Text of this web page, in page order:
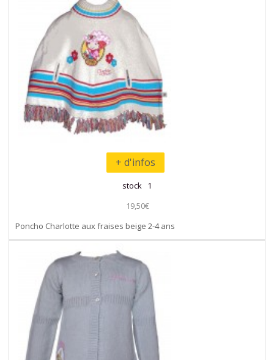
+ d'infos
stock 1
19,50€
Poncho Charlotte aux fraises beige 2-4 ans